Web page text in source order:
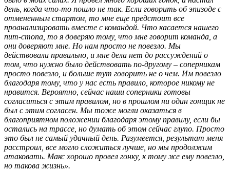
день, когда что-то пошло не так. Если говорить об эпизоде с
отмененным стартом, то мне еще предстоит все
проанализировать вместе с командой. Что касается нашего
пит-стопа, то я доверяю тому, что мне говорит команда, а
они доверяют мне. Но нам просто не повезло. Мы
действовали правильно, и мне дела нет до рассуждений о
том, что нужно было действовать по-другому – соперникам
просто повезло, и больше тут говорить не о чем. Им повезло
благодаря тому, что у нас есть правило, которое никому не
нравится. Вероятно, сейчас наши соперники готовы
согласиться с этим правилом, но в прошлом ни один гонщик не
был с этим согласен. Мы тоже могли оказаться в
благоприятном положении благодаря этому правилу, если бы
остались на трассе, но думать об этом сейчас глупо. Просто
это был не самый удачный день. Разумеется, результат меня
расстроил, все могло сложиться лучше, но мы продолжим
атаковать. Макс хорошо провел гонку, к тому же ему повезло,
но такова жизнь».